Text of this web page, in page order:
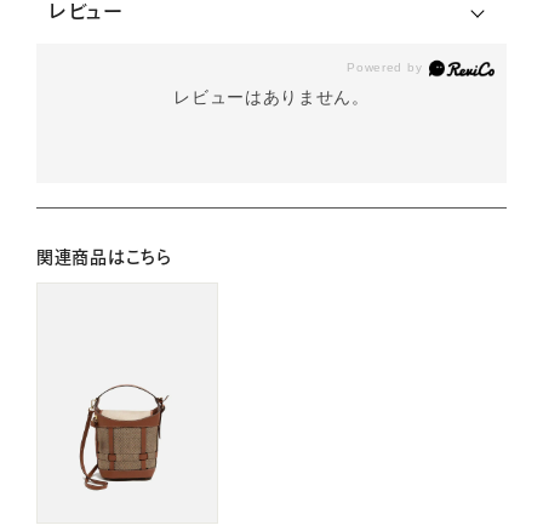
レビュー
レビューはありません。
関連商品はこちら